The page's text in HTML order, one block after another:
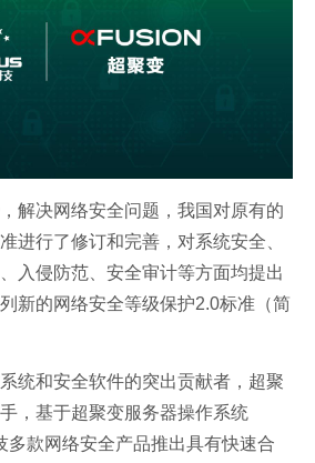
解决网络安全问题，我国对原有的
进行了修订和完善，对系统安全、
入侵防范、安全审计等方面均提出
新的网络安全等级保护2.0标准（简
统和安全软件的突出贡献者，超聚
，基于超聚变服务器操作系统
多款网络安全产品推出具有快速合